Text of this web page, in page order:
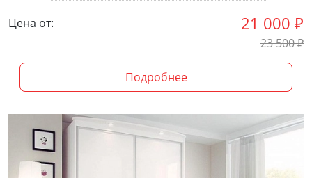
Цена от: 21 000 ₽
23 500₽
Подробнее